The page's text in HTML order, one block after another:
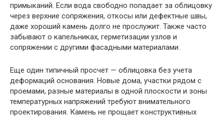
примыканий. Если вода свободно попадает за облицовку
через верхние сопряжения, откосы или дефектные швы,
даже хороший камень долго не прослужит. Также часто
забывают о капельниках, герметизации узлов и
сопряжении с другими фасадными материалами.
Еще один типичный просчет — облицовка без учета
деформаций основания. Новые дома, участки рядом с
проемами, разные материалы в одной плоскости и зоны
температурных напряжений требуют внимательного
проектирования. Камень не прощает конструктивных